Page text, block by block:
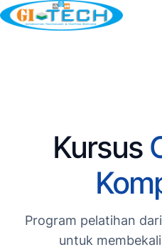
Kursus
Program pelatihan dari
untuk